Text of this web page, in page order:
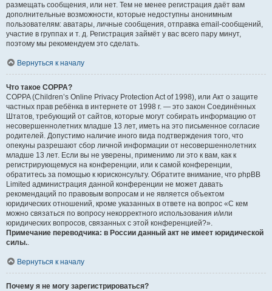
размещать сообщения, или нет. Тем не менее регистрация даёт вам
дополнительные возможности, которые недоступны анонимным
пользователям: аватары, личные сообщения, отправка email-сообщений,
участие в группах и т. д. Регистрация займёт у вас всего пару минут,
поэтому мы рекомендуем это сделать.
Вернуться к началу
Что такое COPPA?
COPPA (Children’s Online Privacy Protection Act of 1998), или Акт о защите
частных прав ребёнка в интернете от 1998 г. — это закон Соединённых
Штатов, требующий от сайтов, которые могут собирать информацию от
несовершеннолетних младше 13 лет, иметь на это письменное согласие
родителей. Допустимо наличие иного вида подтверждения того, что
опекуны разрешают сбор личной информации от несовершеннолетних
младше 13 лет. Если вы не уверены, применимо ли это к вам, как к
регистрирующемуся на конференции, или к самой конференции,
обратитесь за помощью к юрисконсульту. Обратите внимание, что phpBB
Limited администрация данной конференции не может давать
рекомендаций по правовым вопросам и не является объектом
юридических отношений, кроме указанных в ответе на вопрос «С кем
можно связаться по вопросу некорректного использования и/или
юридических вопросов, связанных с этой конференцией?».
Примечание переводчика: в России данный акт не имеет юридической
силы..
Вернуться к началу
Почему я не могу зарегистрироваться?